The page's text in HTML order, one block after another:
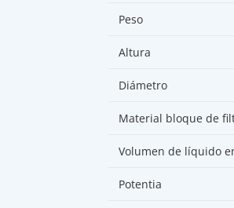
Peso
Altura
Diámetro
Material bloque de
Volumen de líquido
Potentia